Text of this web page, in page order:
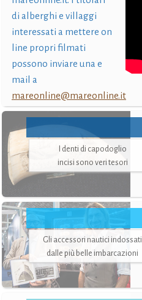
di alberghi e villaggi
interessati a mettere on
line propri filmati
possono inviare una e
mail a
mareonline@mareonline.it
I denti di capodoglio
incisi sono veri tesori
Gli accessori nautici indossati
dalle più belle imbarcazioni